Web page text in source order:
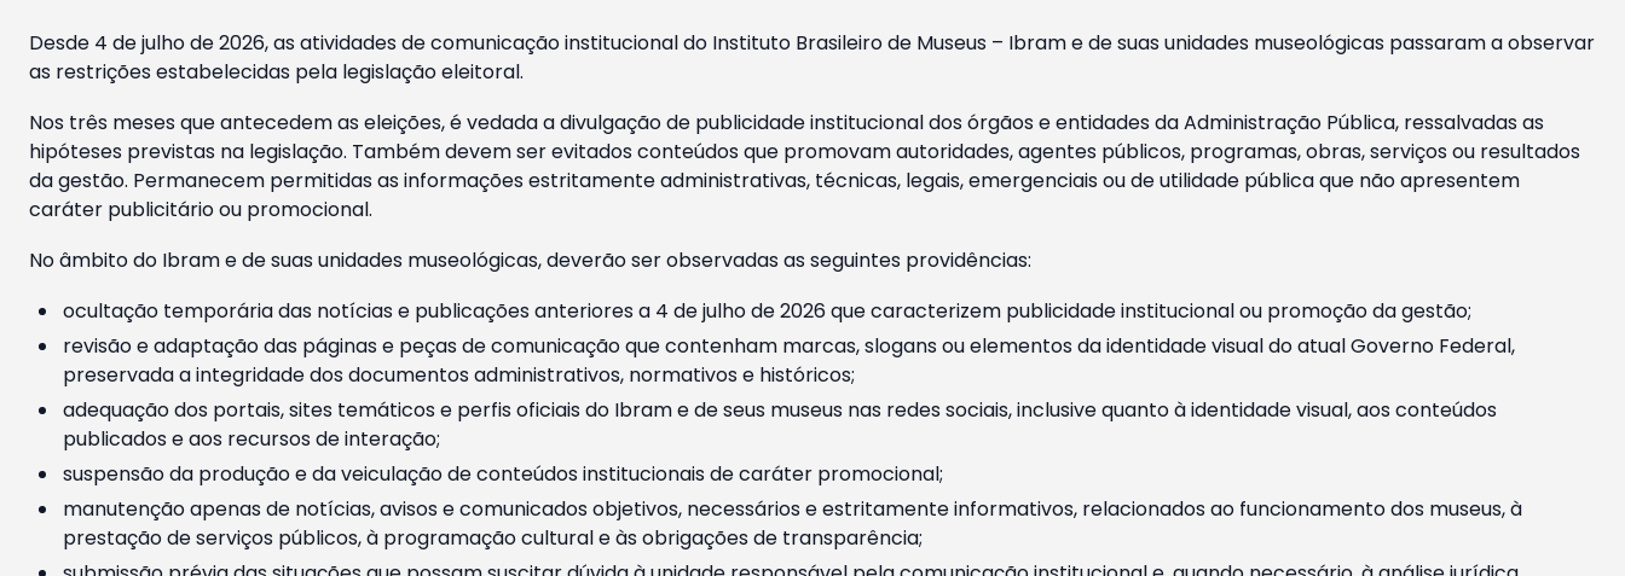
Desde 4 de julho de 2026, as atividades de comunicação institucional do Instituto Brasileiro de Museus – Ibram e de suas unidades museológicas passaram a observar
as restrições estabelecidas pela legislação eleitoral.
Nos três meses que antecedem as eleições, é vedada a divulgação de publicidade institucional dos órgãos e entidades da Administração Pública, ressalvadas as
hipóteses previstas na legislação. Também devem ser evitados conteúdos que promovam autoridades, agentes públicos, programas, obras, serviços ou resultados
da gestão. Permanecem permitidas as informações estritamente administrativas, técnicas, legais, emergenciais ou de utilidade pública que não apresentem
caráter publicitário ou promocional.
No âmbito do Ibram e de suas unidades museológicas, deverão ser observadas as seguintes providências:
ocultação temporária das notícias e publicações anteriores a 4 de julho de 2026 que caracterizem publicidade institucional ou promoção da gestão;
revisão e adaptação das páginas e peças de comunicação que contenham marcas, slogans ou elementos da identidade visual do atual Governo Federal,
preservada a integridade dos documentos administrativos, normativos e históricos;
adequação dos portais, sites temáticos e perfis oficiais do Ibram e de seus museus nas redes sociais, inclusive quanto à identidade visual, aos conteúdos
publicados e aos recursos de interação;
suspensão da produção e da veiculação de conteúdos institucionais de caráter promocional;
manutenção apenas de notícias, avisos e comunicados objetivos, necessários e estritamente informativos, relacionados ao funcionamento dos museus, à
prestação de serviços públicos, à programação cultural e às obrigações de transparência;